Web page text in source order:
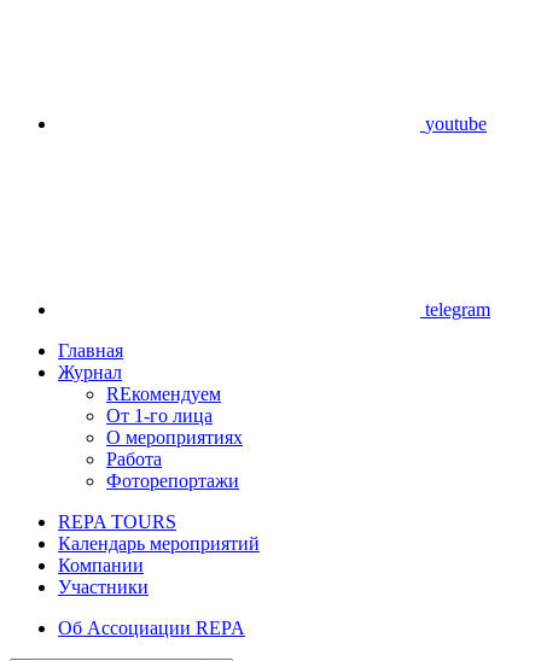
youtube
telegram
Главная
Журнал
REкомендуем
От 1-го лица
О мероприятиях
Работа
Фоторепортажи
REPA TOURS
Календарь мероприятий
Компании
Участники
Об Ассоциации REPA